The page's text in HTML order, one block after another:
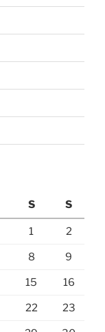
S S
1 2
8 9
15 16
22 23